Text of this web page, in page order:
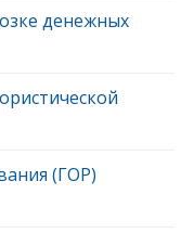
денежных
(ГОР)